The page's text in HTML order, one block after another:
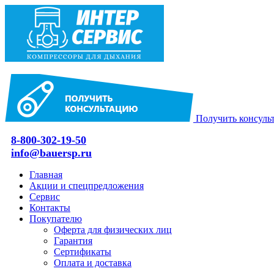
Получить
8-800-302-19-50
info@bauersp.ru
Главная
Акции и спецпредложения
Сервис
Контакты
Покупателю
Оферта для физических лиц
Гарантия
Сертификаты
Оплата и доставка